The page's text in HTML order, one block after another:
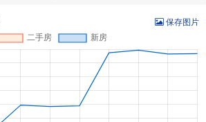
保存图片